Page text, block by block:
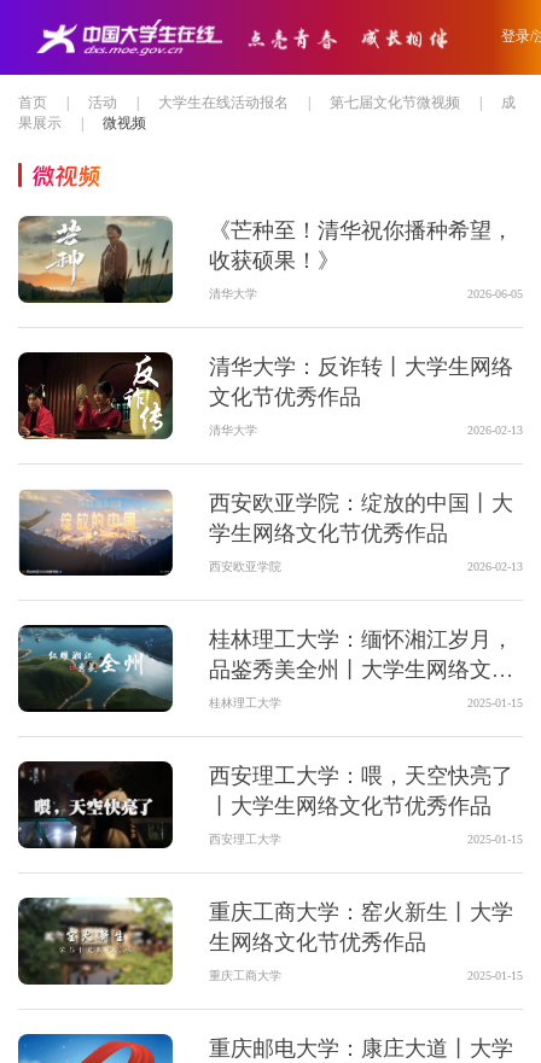
登录/
首页 活动 大学生在线活动报名 第七届文化节微视频
成
果展示
微视频
微视频
《芒种至！清华祝你播种希望，
收获硕果！》
清华大学 2026-06-05
清华大学：反诈转丨大学生网络
文化节优秀作品
清华大学 2026-02-13
西安欧亚学院：绽放的中国丨大
学生网络文化节优秀作品
西安欧亚学院 2026-02-13
桂林理工大学：缅怀湘江岁月，
品鉴秀美全州丨大学生网络文化
节优秀作品
桂林理工大学 2025-01-15
西安理工大学：喂，天空快亮了
丨大学生网络文化节优秀作品
西安理工大学 2025-01-15
重庆工商大学：窑火新生丨大学
生网络文化节优秀作品
重庆工商大学 2025-01-15
重庆邮电大学：康庄大道丨大学